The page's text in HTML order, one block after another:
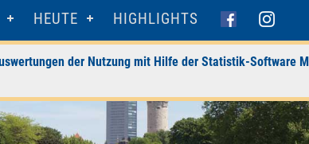
HEUTE HIGHLIGHTS
der Nutzung mit Hilfe der Statistik-Software